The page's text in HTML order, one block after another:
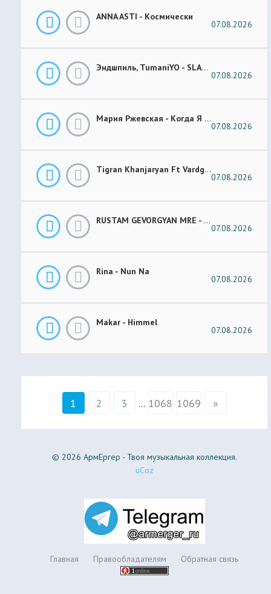
ANNA ASTI - Космически
07.08.2026
Эндшпиль, TumaniYO - SLANG
07.08.2026
Мария Ржевская - Когда Я Стану Кошкой (Future Garage Remix)
07.08.2026
Tigran Khanjaryan Ft Vardges - Pap Jan
07.08.2026
RUSTAM GEVORGYAN MRE - GAR XOROVATC
07.08.2026
Rina - Nun Na
07.08.2026
Makar - Himmel
07.08.2026
1 2 3 ... 1068 1069 »
© 2026 АрмЕргер - Твоя музыкальная коллекция.
uCoz
Главная Правообладателям Обратная связь